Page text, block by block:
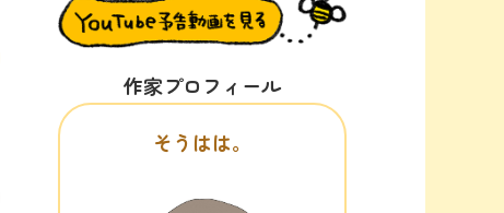
作家プロフィール
そうはは。